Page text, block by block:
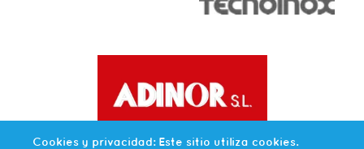
Cookies y privacidad: Este sitio utiliza cookies.